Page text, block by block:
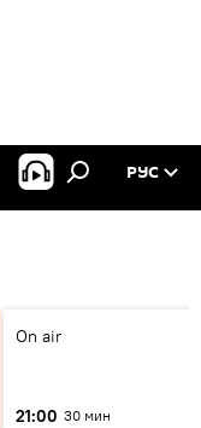
РУС
On air
21:00 30 мин